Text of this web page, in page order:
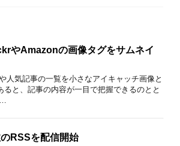
やAmazonの画像タグをサムネイ
人気記事の一覧を小さなアイキャッチ画像と
と、記事の内容が一目で把握できるのとと
…
RSSを配信開始